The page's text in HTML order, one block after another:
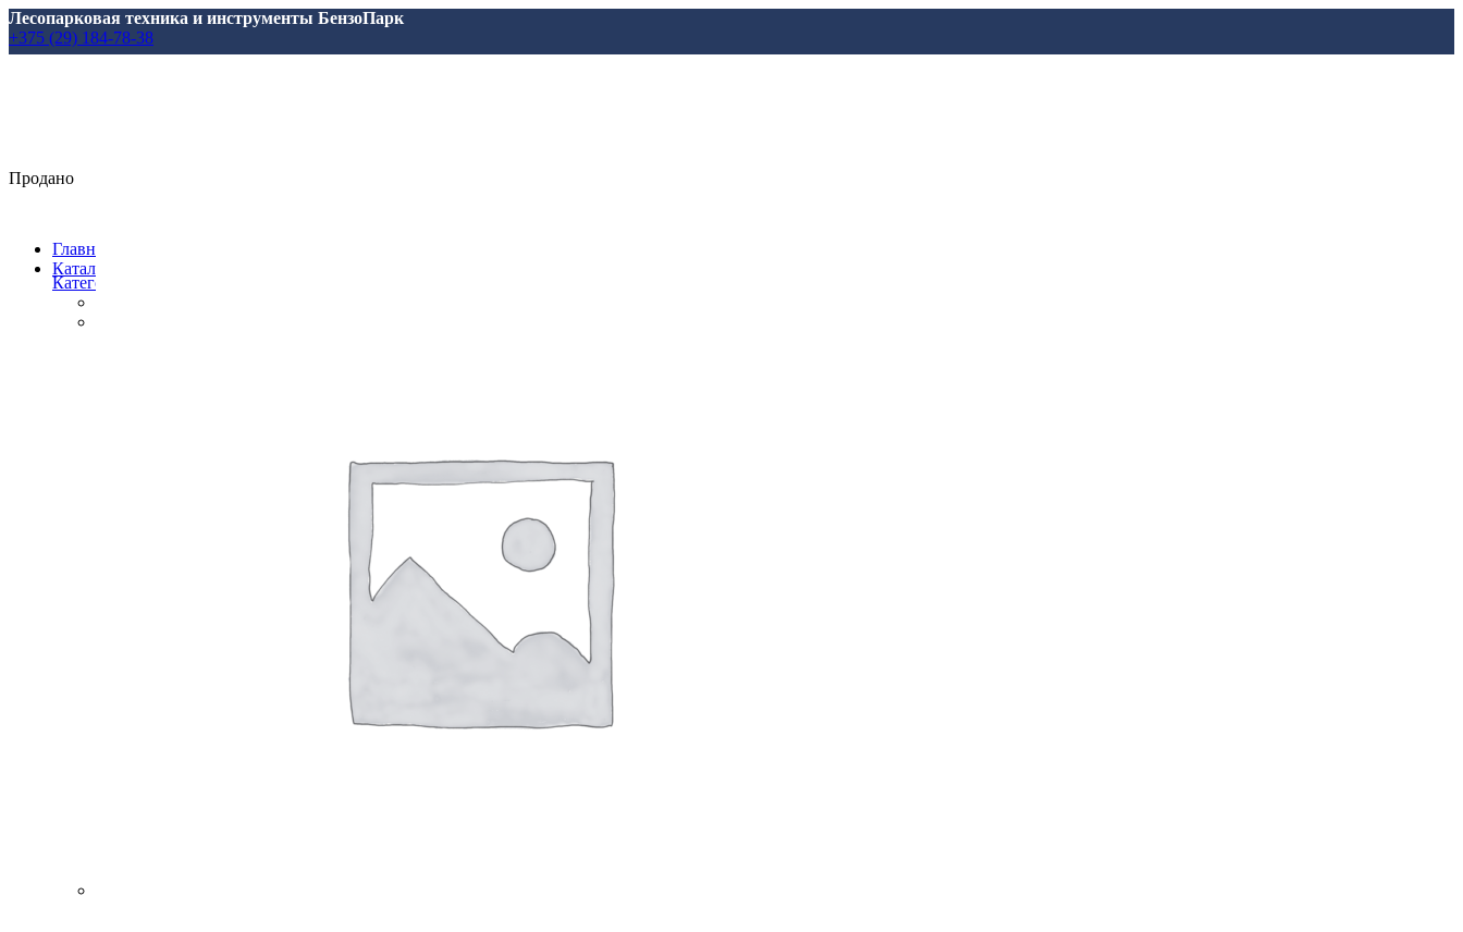
Лесопарковая техника и инструменты БензоПарк
+375 (29) 184-78-38
Главная
Каталог
Категории
для Мотоблоков и Культиваторов
Продано